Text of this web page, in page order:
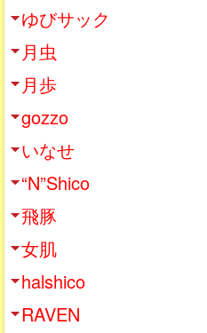
ゆびサック
月虫
月歩
gozzo
いなせ
“N”Shico
飛豚
女肌
halshico
RAVEN